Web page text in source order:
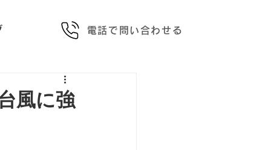
電話で問い合わせる
風に強